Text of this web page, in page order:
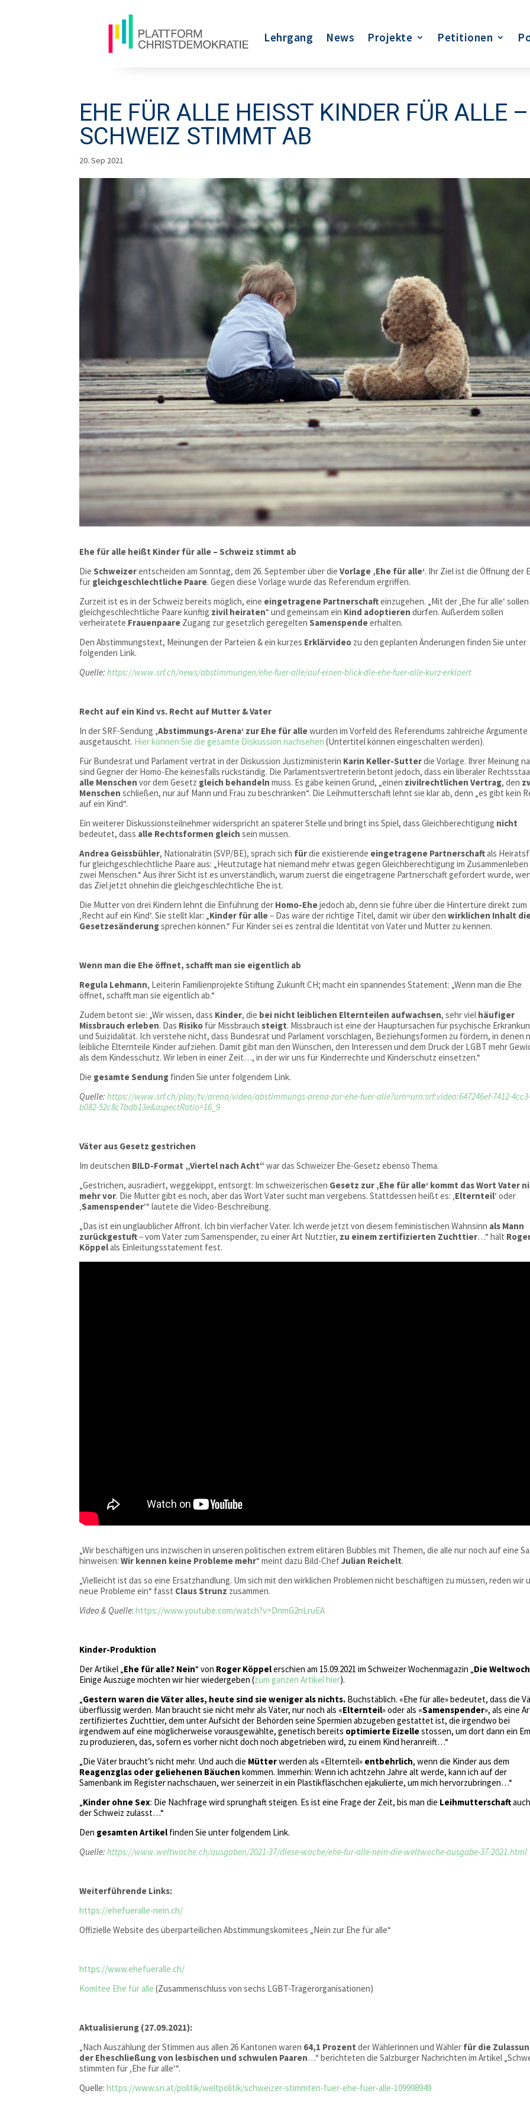
Lehrgang News Projekte Petitionen
EHE FÜR ALLE HEISST KINDER FÜR ALLE – S
CHWEIZ STIMMT AB
20. Sep 2021
Ehe für alle heißt Kinder für alle – Schweiz stimmt ab
DieSchweizerentscheiden am Sonntag, dem 26. September über dieVorlage ‚Ehe für alle‘. Ihr Ziel ist die Öffnung der
für gleichgeschlechtliche Paare. Gegen diese Vorlage wurde das Referendum ergriffen.
Zurzeit ist es in der Schweiz bereits möglich, eine eingetragene Partnerschafteinzugehen. „Mit der ‚Ehe für alle‘ sollen
gleichgeschlechtliche Paare künftig zivil heiraten“ und gemeinsam ein Kind adoptieren dürfen. Außerdem sollen
verheiratete Frauenpaare Zugang zur gesetzlich geregeltenSamenspendeerhalten.
Den Abstimmungstext, Meinungen der Parteien & ein kurzes Erklärvideo zu den geplanten Änderungen finden Sie unter
folgenden Link.
Quelle:https://www.srf.ch/news/abstimmungen/ehe-fuer-alle/auf-einen-blick-die-ehe-fuer-alle-kurz-erklaert
Recht auf ein Kind vs. Recht auf Mutter & Vater
In der SRF-Sendung ‚Abstimmungs-Arena‘ zur Ehe für allewurden im Vorfeld des Referendums zahlreiche Argumente
ausgetauscht. Hier können Sie die gesamte Diskussion nachsehen (Untertitel können eingeschalten werden).
Für Bundesrat und Parlament vertrat in der Diskussion Justizministerin Karin Keller-Sutterdie Vorlage. Ihrer Meinung
sind Gegner der Homo-Ehe keinesfalls rückständig. Die Parlamentsvertreterin betont jedoch, dass ein liberaler
alle Menschenvor dem Gesetz gleich behandeln muss. Es gäbe keinen Grund, „einen zivilrechtlichen Vertrag, den
Menschen schließen, nur auf Mann und Frau zu beschränken“. Die Leihmutterschaft lehnt sie klar ab, denn „es gibt kein
auf ein Kind“.
Ein weiterer Diskussionsteilnehmer widerspricht an späterer Stelle und bringt ins Spiel, dass Gleichberechtigung nicht
bedeutet, dass alle Rechtsformen gleich sein müssen.
Andrea Geissbühler, Nationalrätin (SVP/BE), sprach sich fürdie existierende eingetragene Partnerschaftals
für gleichgeschlechtliche Paare aus: „Heutzutage hat niemand mehr etwas gegen Gleichberechtigung im Zusammenleben
zwei Menschen.“ Aus ihrer Sicht ist es unverständlich, warum zuerst die eingetragene Partnerschaft gefordert wurde,
das Ziel jetzt ohnehin die gleichgeschlechtliche Ehe ist.
Die Mutter von drei Kindern lehnt die Einführung der Homo-Ehejedoch ab, denn sie führe über die Hintertüre direkt zum
‚Recht auf ein Kind‘. Sie stellt klar: „Kinder für alle– Das wäre der richtige Titel, damit wir über denwirklichen Inhalt
Gesetzesänderungsprechen können.“ Für Kinder sei es zentral die Identität von Vater und Mutter zu kennen.
Wenn man die Ehe öffnet, schafft man sie eigentlich ab
Regula Lehmann, Leiterin Familienprojekte Stiftung Zukunft CH; macht ein spannendes Statement: „Wenn man die Ehe
öffnet, schafft man sie eigentlich ab.“
Zudem betont sie: „Wir wissen, dass Kinder, die bei nicht leiblichen Elternteilen aufwachsen, sehr viel häufiger
Missbrauch erleben. Das Risiko für Missbrauchsteigt. Missbrauch ist eine der Hauptursachen für psychische
und Suizidalität. Ich verstehe nicht, dass Bundesrat und Parlament vorschlagen, Beziehungsformen zu fördern, in denen
leibliche Elternteile Kinder aufziehen. Damit gibt man den Wünschen, den Interessen und dem Druck der LGBT mehr
als dem Kindesschutz. Wir leben in einer Zeit…, in der wir uns für Kinderrechte und Kinderschutz einsetzen.“
Die gesamte Sendung finden Sie unter folgendem Link.
Quelle:https://www.srf.ch/play/tv/arena/video/abstimmungs-arena-zur-ehe-fuer-alle?urn=urn:srf:video:647246ef-7412-4cc3-
b082-52c8c7bdb13e&aspectRatio=16_9
Väter aus Gesetz gestrichen
Im deutschen BILD-Format „Viertel nach Acht“ war das Schweizer Ehe-Gesetz ebenso Thema.
„Gestrichen, ausradiert, weggekippt, entsorgt: Im schweizerischen Gesetz zur ‚Ehe für alle‘ kommt dasWort Vater
mehr vor. Die Mutter gibt es noch, aber das Wort Vater sucht man vergebens. Stattdessen heißt es: ‚Elternteil‘ oder
‚Samenspender‘“ lautete die Video-Beschreibung.
„Das ist ein unglaublicher Affront. Ich bin vierfacher Vater. Ich werde jetzt von diesem feministischen Wahnsinn als Mann
zurückgestuft– vom Vater zum Samenspender, zu einer Art Nutztier, zu einem zertifizierten Zuchttier…“ hält
Köppelals Einleitungsstatement fest.
„Wir beschäftigen uns inzwischen in unseren politischen extrem elitären Bubbles mit Themen, die alle nur noch auf eine
hinweisen:Wir kennen keine Probleme mehr“ meint dazu Bild-ChefJulian Reichelt.
„Vielleicht ist das so eine Ersatzhandlung. Um sich mit den wirklichen Problemen nicht beschäftigen zu müssen, reden wir
neue Probleme ein“ fasst Claus Strunz zusammen.
Video & Quelle:https://www.youtube.com/watch?v=DnmG2nLruEA
Kinder-Produktion
Der Artikel „ Ehe für alle? Nein“ von Roger Köppelerschien am 15.09.2021 im Schweizer Wochenmagazin „ Die
Einige Auszüge möchten wir hier wiedergeben (zum ganzen Artikel hier).
Gestern waren die Väter alles, heute sind sie weniger als nichts. Buchstäblich. «Ehe für alle» bedeutet, dass die
überflüssig werden. Man braucht sie nicht mehr als Väter, nur noch als «Elternteil» oder als «Samenspender», als eine
zertifiziertes Zuchttier, dem unter Aufsicht der Behörden seine Spermien abzugeben gestattet ist, die irgendwo bei
irgendwem auf eine möglicherweise vorausgewählte, genetisch bereits optimierte Eizellestossen, um dort dann ein
zu produzieren, das, sofern es vorher nicht doch noch abgetrieben wird, zu einem Kind heranreift…“
„Die Väter braucht’s nicht mehr. Und auch die Mütterwerden als «Elternteil» entbehrlich, wenn die Kinder aus dem
Reagenzglas oder geliehenen Bäuchen kommen. Immerhin: Wenn ich achtzehn Jahre alt werde, kann ich auf der
Samenbank im Register nachschauen, wer seinerzeit in ein Plastikfläschchen ejakulierte, um mich hervorzubringen…“
Kinder ohne Sex: Die Nachfrage wird sprunghaft steigen. Es ist eine Frage der Zeit, bis man die Leihmutterschaft
der Schweiz zulässt…“
Den gesamten Artikel finden Sie unter folgendem Link.
Quelle:https://www.weltwoche.ch/ausgaben/2021-37/diese-woche/ehe-fur-alle-nein-die-weltwoche-ausgabe-37-2021.html
Weiterführende Links:
https://ehefueralle-nein.ch/
Offizielle Website des überparteilichen Abstimmungskomitees „Nein zur Ehe für alle“
https://www.ehefueralle.ch/
Komitee Ehe für alle (Zusammenschluss von sechs LGBT-Trägerorganisationen)
Aktualisierung (27.09.2021):
„Nach Auszählung der Stimmen aus allen 26 Kantonen waren 64,1 Prozent der Wählerinnen und Wähler für die
der Eheschließung von lesbischen und schwulen Paaren…“ berichteten die Salzburger Nachrichten im Artikel
stimmten für ‚Ehe für alle‘“.
Quelle:https://www.sn.at/politik/weltpolitik/schweizer-stimmten-fuer-ehe-fuer-alle-109998949